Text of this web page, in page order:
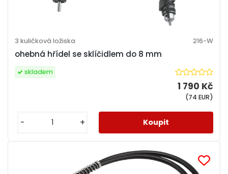
ohebná hřídel se sklíčidlem do 8 mm
3 kuličková ložiska 216-W
1 790 Kč
(74 EUR)
skladem
- +